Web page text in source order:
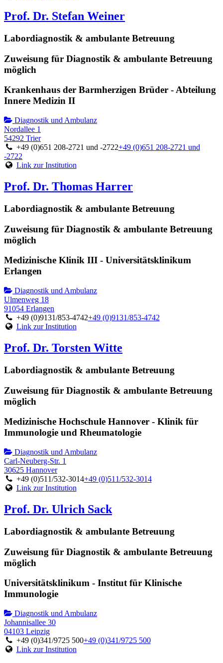
Prof. Dr. Stefan Weiner
Labordiagnostik & ambulante Betreuung
Zuweisung für Diagnostik & ambulante Betreuung
möglich
Krankenhaus der Barmherzigen Brüder - Abteilung
Innere Medizin II
Diagnostik und Ambulanz
Nordallee 1
54292 Trier
+49 (0)651 208-2721 und -2722+49 (0)651 208-2721 und
-2722
Link zur Institution
Prof. Dr. Thomas Harrer
Labordiagnostik & ambulante Betreuung
Zuweisung für Diagnostik & ambulante Betreuung
möglich
Medizinische Klinik III - Universitätsklinikum
Erlangen
Diagnostik und Ambulanz
Ulmenweg 18
91054 Erlangen
+49 (0)9131/853-4742+49 (0)9131/853-4742
Link zur Institution
Prof. Dr. Torsten Witte
Labordiagnostik & ambulante Betreuung
Zuweisung für Diagnostik & ambulante Betreuung
möglich
Medizinische Hochschule Hannover - Klinik für
Immunologie und Rheumatologie
Diagnostik und Ambulanz
Carl-Neuberg-Str. 1
30625 Hannover
+49 (0)511/532-3014+49 (0)511/532-3014
Link zur Institution
Prof. Dr. Ulrich Sack
Labordiagnostik & ambulante Betreuung
Zuweisung für Diagnostik & ambulante Betreuung
möglich
Universitätsklinikum - Institut für Klinische
Immunologie
Diagnostik und Ambulanz
Johannisallee 30
04103 Leipzig
+49 (0)341/9725 500+49 (0)341/9725 500
Link zur Institution